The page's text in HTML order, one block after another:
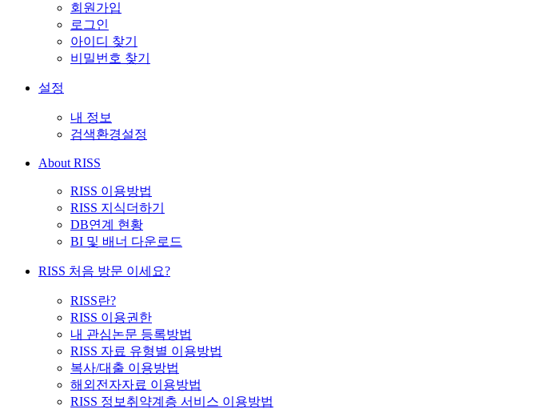
회원가입
로그인
아이디 찾기
비밀번호 찾기
설정
내 정보
검색환경설정
About RISS
RISS 이용방법
RISS 지식더하기
DB연계 현황
BI 및 배너 다운로드
RISS 처음 방문 이세요?
RISS란?
RISS 이용권한
내 관심논문 등록방법
RISS 자료 유형별 이용방법
복사/대출 이용방법
해외전자자료 이용방법
RISS 정보취약계층 서비스 이용방법